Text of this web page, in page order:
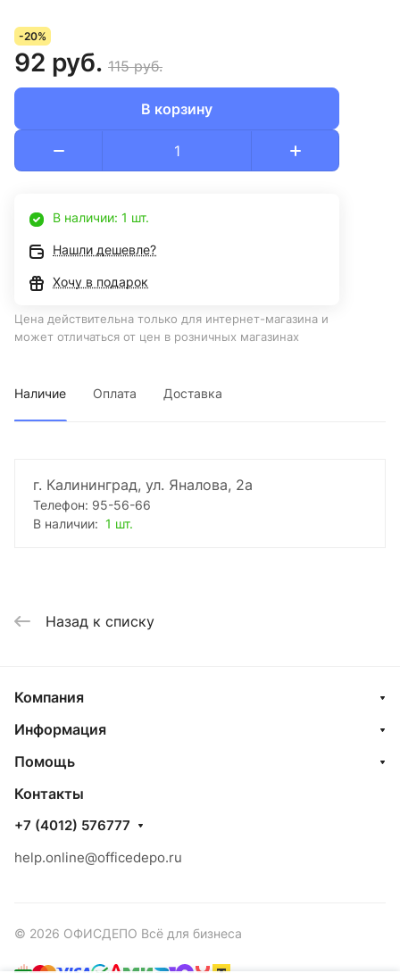
-20%
92 руб. 115 руб.
В корзину
В наличии: 1 шт.
Нашли дешевле?
Хочу в подарок
Цена действительна только для интернет-магазина и
может отличаться от цен в розничных магазинах
Наличие Оплата Доставка
г. Калининград, ул. Яналова, 2а
Телефон: 95-56-66
В наличии: 1 шт.
Назад к списку
Компания
Информация
Помощь
Контакты
+7 (4012) 576777
help.online@officedepo.ru
© 2026 ОФИСДЕПО Всё для бизнеса